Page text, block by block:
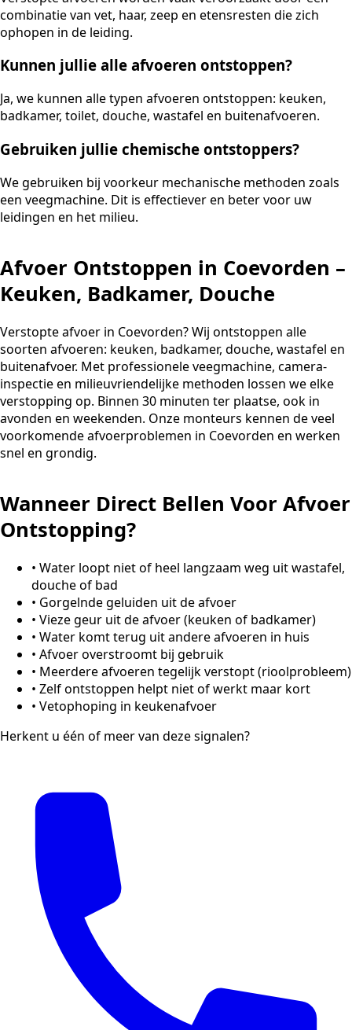
combinatie van vet, haar, zeep en etensresten die zich
ophopen in de leiding.
Kunnen jullie alle afvoeren ontstoppen?
Ja, we kunnen alle typen afvoeren ontstoppen: keuken,
badkamer, toilet, douche, wastafel en buitenafvoeren.
Gebruiken jullie chemische ontstoppers?
We gebruiken bij voorkeur mechanische methoden zoals
een veegmachine. Dit is effectiever en beter voor uw
leidingen en het milieu.
Afvoer Ontstoppen in Coevorden –
Keuken, Badkamer, Douche
Verstopte afvoer in Coevorden? Wij ontstoppen alle
soorten afvoeren: keuken, badkamer, douche, wastafel en
buitenafvoer. Met professionele veegmachine, camera-
inspectie en milieuvriendelijke methoden lossen we elke
verstopping op. Binnen 30 minuten ter plaatse, ook in
avonden en weekenden. Onze monteurs kennen de veel
voorkomende afvoerproblemen in Coevorden en werken
snel en grondig.
Wanneer Direct Bellen Voor Afvoer
Ontstopping?
• Water loopt niet of heel langzaam weg uit wastafel,
douche of bad
• Gorgelnde geluiden uit de afvoer
• Vieze geur uit de afvoer (keuken of badkamer)
• Water komt terug uit andere afvoeren in huis
• Afvoer overstroomt bij gebruik
• Meerdere afvoeren tegelijk verstopt (rioolprobleem)
• Zelf ontstoppen helpt niet of werkt maar kort
• Vetophoping in keukenafvoer
Herkent u één of meer van deze signalen?